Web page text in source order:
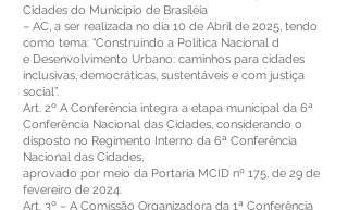
Cidades do Município de Brasiléia
– AC, a ser realizada no dia 10 de Abril de 2025, tendo
como tema: “Construindo a Política Nacional d
e Desenvolvimento Urbano: caminhos para cidades
inclusivas, democráticas, sustentáveis e com justiça
social”.
Art. 2º A Conferência integra a etapa municipal da 6ª
Conferência Nacional das Cidades, considerando o
disposto no Regimento Interno da 6ª Conferência
Nacional das Cidades,
aprovado por meio da Portaria MCID nº 175, de 29 de
fevereiro de 2024.
Art. 3º – A Comissão Organizadora da 1ª Conferência